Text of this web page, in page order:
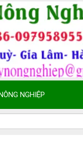
NGHIỆP